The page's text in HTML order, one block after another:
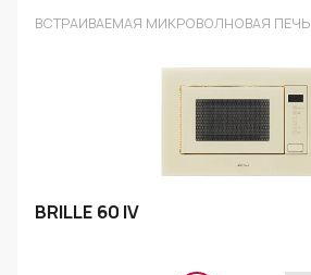
ВСТРАИВАЕМАЯ МИКРОВОЛНОВАЯ ПЕЧЬ
BRILLE 60 IV